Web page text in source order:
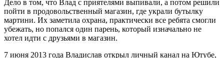
Дело в том, что Влад с приятелями выпивали, а потом решили
пойти в продовольственный магазин, где украли бутылку
мартини. Их заметила охрана, практически все ребята смогли
убежать, но попался один парень, который изначально не
хотел идти с друзьями в магазин.
7 июня 2013 года Владислав открыл личный канал на Ютубе,